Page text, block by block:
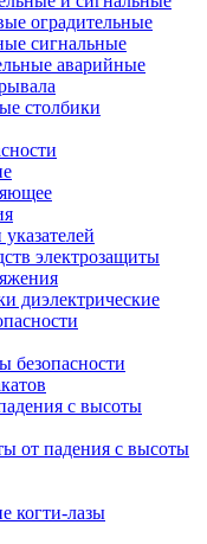
оградительные
сигнальные
аварийные
столбики
электрозащиты
диэлектрические
безопасности
с высоты
от падения с высоты
когти-лазы